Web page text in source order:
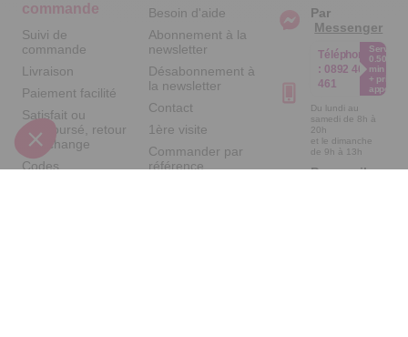
commande
Suivi de
commande
Livraison
Paiement facilité
Satisfait ou
remboursé, retour
ou échange
Codes
Besoin d'aide
Abonnement à la
newsletter
Désabonnement à
la newsletter
Contact
1ère visite
Commander par
référence
Par
Messenger
Téléphone
: 0892 461
461
Service
0.50€ /
min
+ prix
appel
Du lundi au
samedi de 8h à
20h
et le dimanche
de 9h à 13h
Par email :